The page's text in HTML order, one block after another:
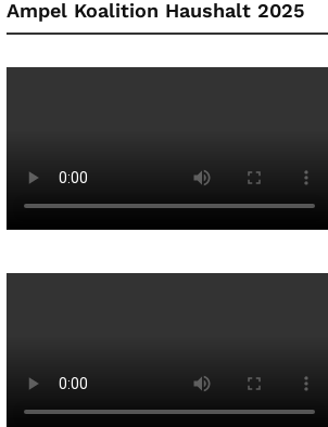
Ampel Koalition Haushalt 2025